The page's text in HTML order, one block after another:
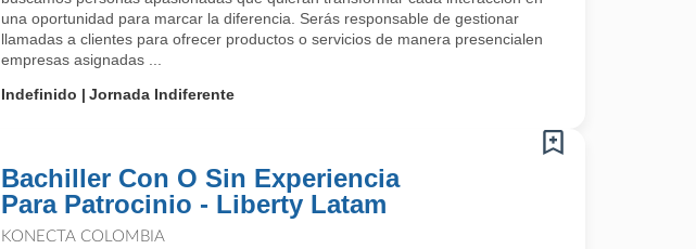
una oportunidad para marcar la diferencia. Serás responsable de gestionar
llamadas a clientes para ofrecer productos o servicios de manera presencialen
empresas asignadas ...
Indefinido
Jornada Indiferente
Bachiller Con O Sin Experiencia
Para Patrocinio - Liberty Latam
KONECTA COLOMBIA